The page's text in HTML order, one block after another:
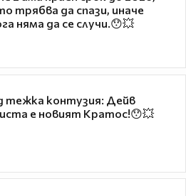
трябва да спази, иначе
няма да се случи.😯💥
тежка контузия: Дейв
е новият Кратос!😯💥